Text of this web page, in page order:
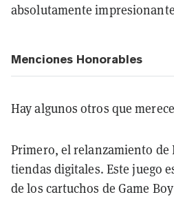
absolutamente
Menciones Honorables
Hay algunos otros que
Primero, el relanzamiento de
tiendas digitales. Este juego
de los cartuchos de Game